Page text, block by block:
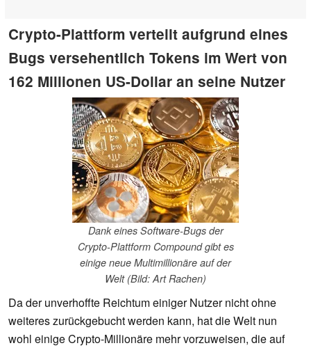
Crypto-Plattform verteilt aufgrund eines
Bugs versehentlich Tokens im Wert von
162 Millionen US-Dollar an seine Nutzer
Dank eines Software-Bugs der
Crypto-Plattform Compound gibt es
einige neue Multimillionäre auf der
Welt (Bild: Art Rachen)
Da der unverhoffte Reichtum einiger Nutzer nicht ohne
weiteres zurückgebucht werden kann, hat die Welt nun
wohl einige Crypto-Millionäre mehr vorzuweisen, die auf